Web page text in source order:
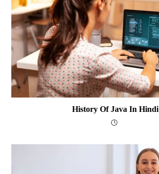
History Of Java In Hindi